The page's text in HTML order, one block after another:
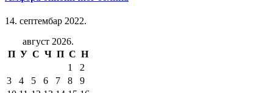
14. септембар 2022.
август 2026.
П У С Ч П С Н
1
2
3
4 5 6 7 8
9